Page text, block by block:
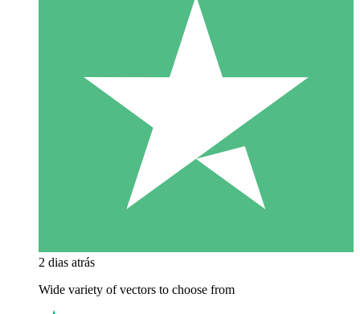
2 dias atrás
Wide variety of vectors to choose from